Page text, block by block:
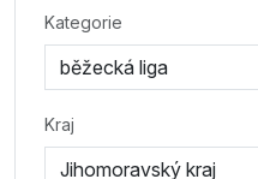
Kategorie
Kraj